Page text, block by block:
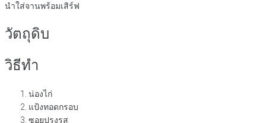
นำใส่จานพร้อมเสิร์ฟ
วัตถุดิบ
วิธีทำ
น่องไก่
แป้งทอดกรอบ
ซอยปรุงรส